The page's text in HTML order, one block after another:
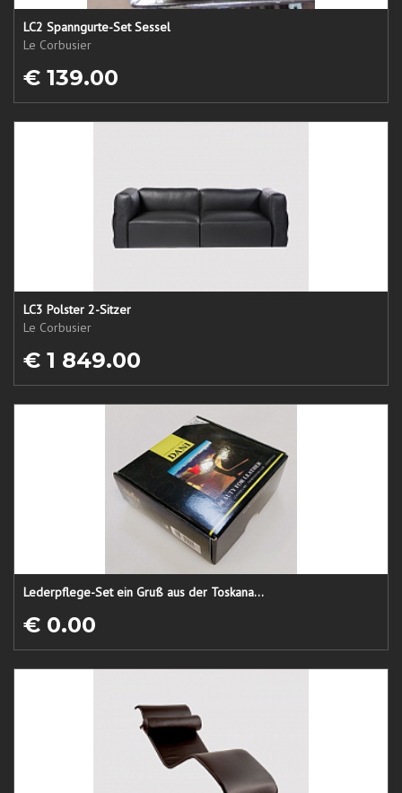
LC2 Spanngurte-Set Sessel
Le Corbusier
€ 139.00
LC3 Polster 2-Sitzer
Le Corbusier
€ 1 849.00
Lederpflege-Set ein Gruß aus der Toskana...
€ 0.00